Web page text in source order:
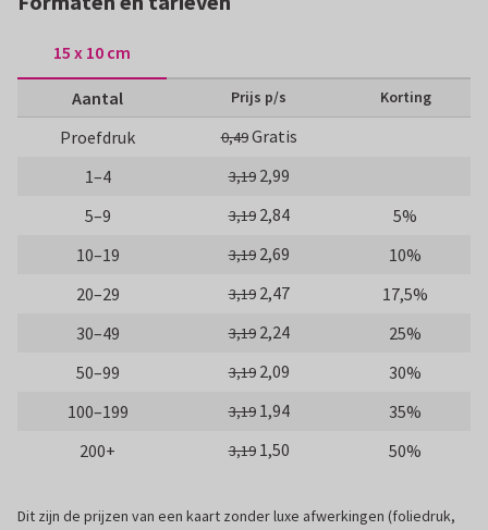
15 x 10 cm
Aantal Prijs p/s Korting
Proefdruk 0,49Gratis
1–4
3,19 2,99
5–9
3,19 2,84
5%
10–19
3,19 2,69
10%
20–29
3,19 2,47
17,5%
30–49
3,19 2,24
25%
50–99
3,19 2,09
30%
100–199
3,19 1,94
35%
200+
3,19 1,50 50%
Dit zijn de prijzen van een kaart zonder luxe afwerkingen (foliedruk,